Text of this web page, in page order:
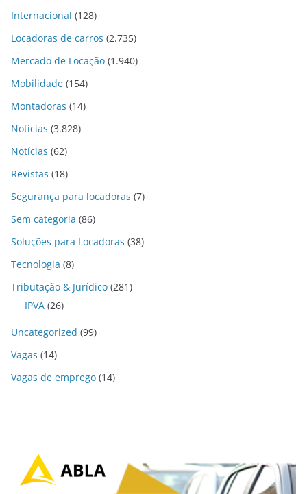
Internacional (128)
Locadoras de carros (2.735)
Mercado de Locação (1.940)
Mobilidade (154)
Montadoras (14)
Notícias (3.828)
Notícias (62)
Revistas (18)
Segurança para locadoras (7)
Sem categoria (86)
Soluções para Locadoras (38)
Tecnologia (8)
Tributação & Jurídico (281)
IPVA (26)
Uncategorized (99)
Vagas (14)
Vagas de emprego (14)